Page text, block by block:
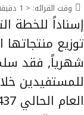
وقت القرائه: < 1
إسناداً للخطة
للمستفيدين